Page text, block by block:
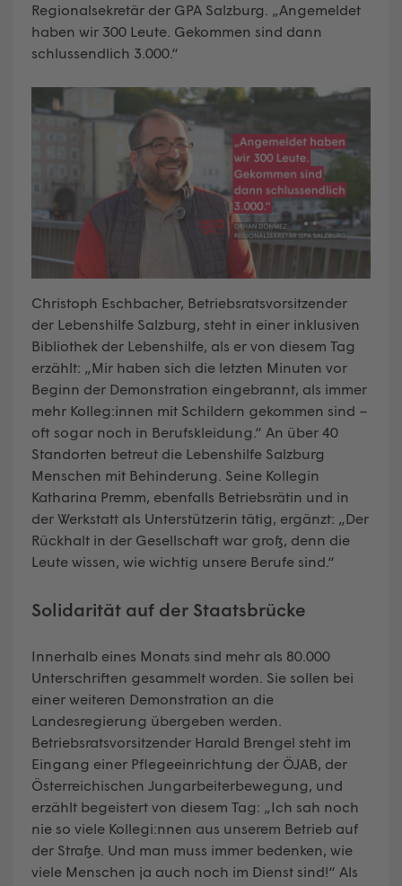
Regionalsekretär der GPA Salzburg. „Angemeldet
haben wir 300 Leute. Gekommen sind dann
schlussendlich 3.000.“
Christoph Eschbacher, Betriebsratsvorsitzender
der Lebenshilfe Salzburg, steht in einer inklusiven
Bibliothek der Lebenshilfe, als er von diesem Tag
erzählt: „Mir haben sich die letzten Minuten vor
Beginn der Demonstration eingebrannt, als immer
mehr Kolleg:innen mit Schildern gekommen sind –
oft sogar noch in Berufskleidung.“ An über 40
Standorten betreut die Lebenshilfe Salzburg
Menschen mit Behinderung. Seine Kollegin
Katharina Premm, ebenfalls Betriebsrätin und in
der Werkstatt als Unterstützerin tätig, ergänzt: „Der
Rückhalt in der Gesellschaft war groß, denn die
Leute wissen, wie wichtig unsere Berufe sind.“
Solidarität auf der Staatsbrücke
Innerhalb eines Monats sind mehr als 80.000
Unterschriften gesammelt worden. Sie sollen bei
einer weiteren Demonstration an die
Landesregierung übergeben werden.
Betriebsratsvorsitzender Harald Brengel steht im
Eingang einer Pflegeeinrichtung der ÖJAB, der
Österreichischen Jungarbeiterbewegung, und
erzählt begeistert von diesem Tag: „Ich sah noch
nie so viele Kollegi:nnen aus unserem Betrieb auf
der Straße. Und man muss immer bedenken, wie
viele Menschen ja auch noch im Dienst sind!“ Als